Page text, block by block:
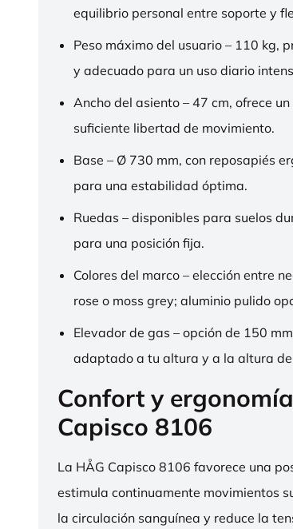
equilibrio personal entre soporte y
Peso máximo del usuario – 110 kg,
y adecuado para un uso diario
Ancho del asiento – 47 cm, ofrece
suficiente libertad de movimiento.
Base – Ø 730 mm, con reposapiés
para una estabilidad óptima.
Ruedas – disponibles para suelos
para una posición fija.
Colores del marco – elección entre
rose o moss grey; aluminio pulido
Elevador de gas – opción de 150
adaptado a tu altura y a la altura
Confort y
Capisco 8106
La HÅG Capisco 8106 favorece una
estimula continuamente movimientos
la circulación sanguínea y reduce la